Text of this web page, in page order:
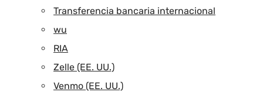
Transferencia bancaria internacional
wu
RIA
Zelle (EE. UU.)
Venmo (EE. UU.)